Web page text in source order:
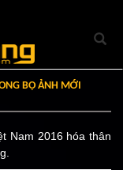
BỘ ẢNH MỚI
Nam 2016 hóa thân